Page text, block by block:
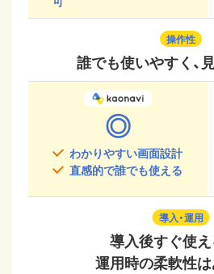
操作性
誰でも使いやすく、
◎
わかりやすい画面設計
直感的で誰でも使える
導入・運用
導入後すぐ使え
運用時の柔軟性は